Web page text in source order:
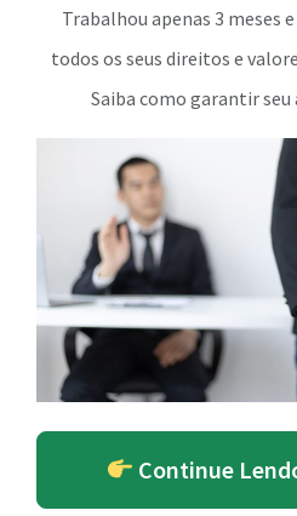
Trabalhou apenas 3 meses
todos os seus direitos e
Saiba como garantir
Continue